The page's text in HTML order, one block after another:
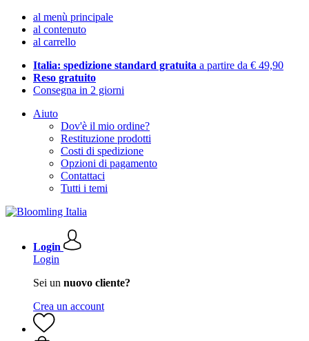
al menù principale
al contenuto
al carrello
Italia: spedizione standard gratuita a partire da € 49,90
Reso gratuito
Consegna in 2 giorni
Aiuto
Dov'è il mio ordine?
Restituzione prodotti
Costi di spedizione
Opzioni di pagamento
Contattaci
Tutti i temi
Login
Login
Sei un nuovo cliente?
Crea un account